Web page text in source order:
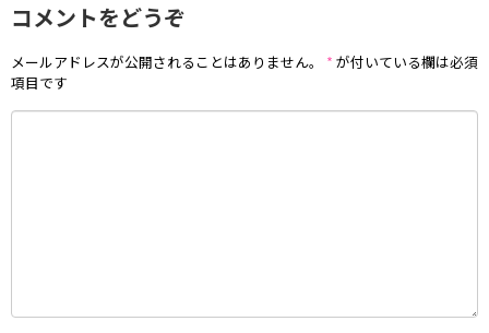
コメントをどうぞ
メールアドレスが公開されることはありません。 * が付いている欄は必須
項目です